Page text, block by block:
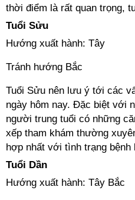
thời điểm là rất quan trọng,
Tuổi Sửu
Hướng xuất hành: Tây
Tránh hướng Bắc
Tuổi Sửu nên lưu ý tới các
ngày hôm nay. Đặc biệt với
người trung tuổi có những
xếp tham khám thường
hợp nhất với tình trạng bệnh
Tuổi Dần
Hướng xuất hành: Tây Bắc